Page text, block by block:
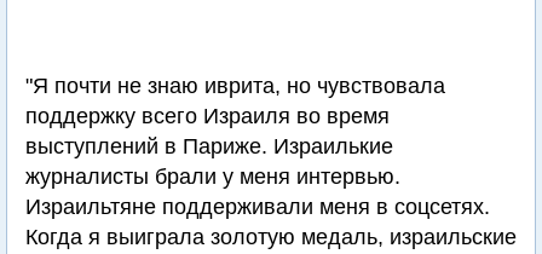
"Я почти не знаю иврита, но чувствовала
поддержку всего Израиля во время
выступлений в Париже. Израилькие
журналисты брали у меня интервью.
Израильтяне поддерживали меня в соцсетях.
Когда я выиграла золотую медаль, израильские